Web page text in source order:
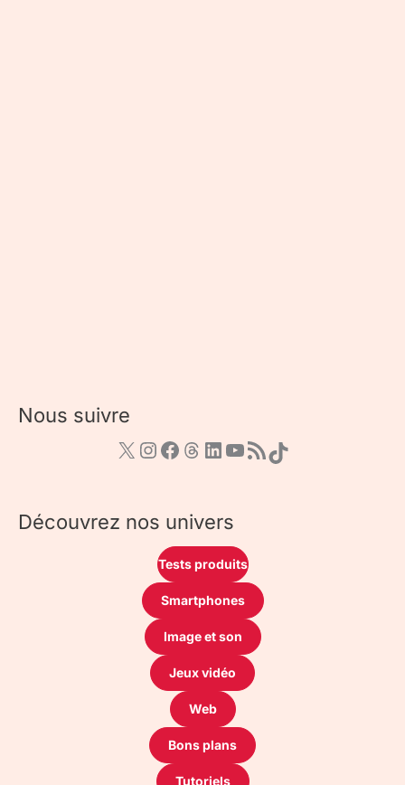
Nous suivre
Découvrez nos univers
Tests produits
Smartphones
Image et son
Jeux vidéo
Web
Bons plans
Tutoriels